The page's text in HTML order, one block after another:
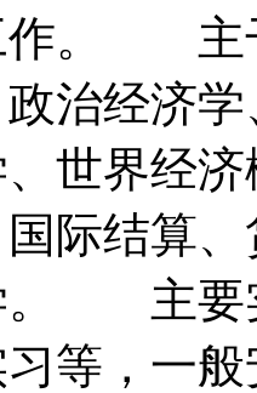
作。
治经济
世界经
际结算
。 主要
习等，一